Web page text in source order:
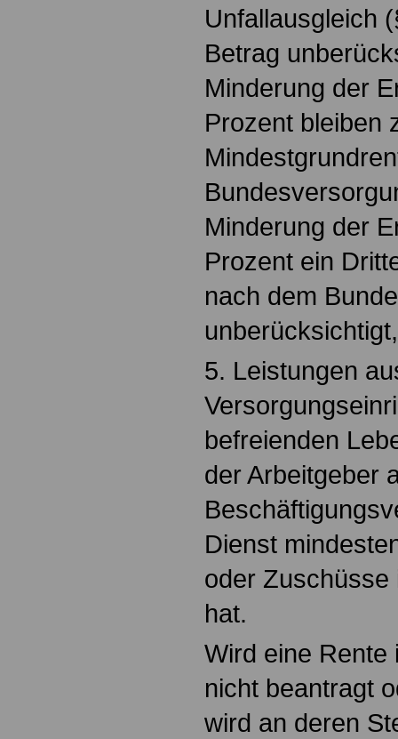
Unfallausgleich
Betrag
Minderung der
Prozent bleiben
Minderung der
Prozent ein
nach dem
unberücksichtigt,
5. Leistungen
befreienden
der Arbeitgeber
Dienst
oder Zuschüsse
hat.
Wird eine Rente
nicht beantragt
wird an deren